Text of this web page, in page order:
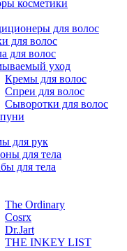
косметики
для волос
для волос
для волос
уход
Кремы для волос
Спреи для волос
Сыворотки для волос
для рук
для тела
для тела
The Ordinary
Cosrx
Dr.Jart
THE INKEY LIST